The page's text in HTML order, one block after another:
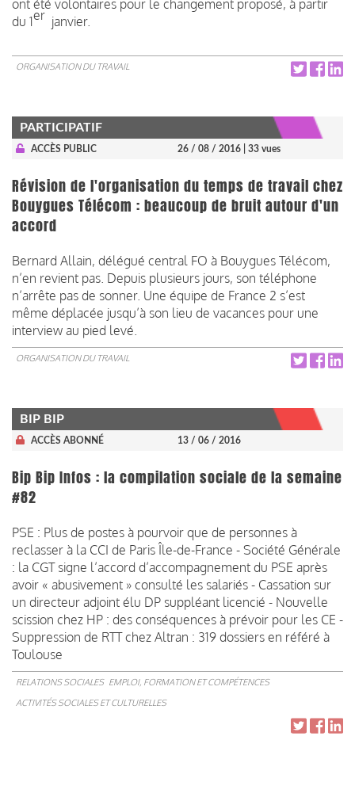
ont été volontaires pour le changement proposé, à partir
du 1er janvier.
ORGANISATION DU TRAVAIL
PARTICIPATIF
ACCÈS PUBLIC 26 / 08 / 2016 | 33 vues
Révision de l'organisation du temps de travail chez
Bouygues Télécom : beaucoup de bruit autour d'un
accord
Bernard Allain, délégué central FO à Bouygues Télécom,
n’en revient pas. Depuis plusieurs jours, son téléphone
n’arrête pas de sonner. Une équipe de France 2 s’est
même déplacée jusqu’à son lieu de vacances pour une
interview au pied levé.
ORGANISATION DU TRAVAIL
BIP BIP
ACCÈS ABONNÉ 13 / 06 / 2016
Bip Bip Infos : la compilation sociale de la semaine
#82
PSE : Plus de postes à pourvoir que de personnes à
reclasser à la CCI de Paris Île-de-France - Société Générale
: la CGT signe l’accord d’accompagnement du PSE après
avoir « abusivement » consulté les salariés - Cassation sur
un directeur adjoint élu DP suppléant licencié - Nouvelle
scission chez HP : des conséquences à prévoir pour les CE -
Suppression de RTT chez Altran : 319 dossiers en référé à
Toulouse
RELATIONS SOCIALES EMPLOI, FORMATION ET COMPÉTENCES
ACTIVITÉS SOCIALES ET CULTURELLES